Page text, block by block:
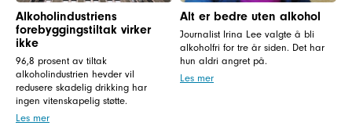
Alkoholindustriens
forebyggingstiltak virker
ikke
96,8 prosent av tiltak
alkoholindustrien hevder vil
redusere skadelig drikking har
ingen vitenskapelig støtte.
Les mer
Alt er bedre uten alkohol
Journalist Irina Lee valgte å bli
alkoholfri for tre år siden. Det har
hun aldri angret på.
Les mer